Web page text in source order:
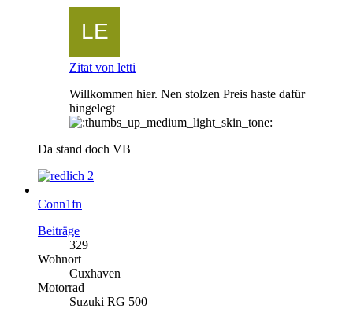
Zitat von letti
Willkommen hier. Nen stolzen Preis haste dafür
hingelegt
Da stand doch VB
2
Conn1fn
Beiträge
329
Wohnort
Cuxhaven
Motorrad
Suzuki RG 500